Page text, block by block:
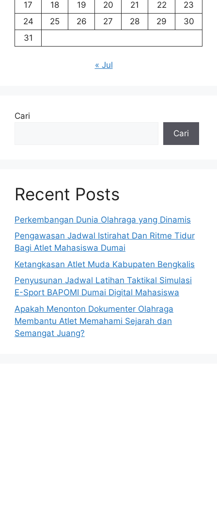
17
18 19 20 21 22
23
24
25 26 27 28 29
30
31
« Jul
Cari
Cari
Recent Posts
Perkembangan Dunia Olahraga yang Dinamis
Pengawasan Jadwal Istirahat Dan Ritme Tidur
Bagi Atlet Mahasiswa Dumai
Ketangkasan Atlet Muda Kabupaten Bengkalis
Penyusunan Jadwal Latihan Taktikal Simulasi
E-Sport BAPOMI Dumai Digital Mahasiswa
Apakah Menonton Dokumenter Olahraga
Membantu Atlet Memahami Sejarah dan
Semangat Juang?